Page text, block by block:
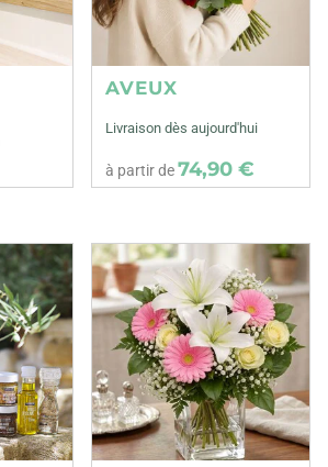
AVEUX
Livraison dès aujourd'hui
à partir de74,90 €